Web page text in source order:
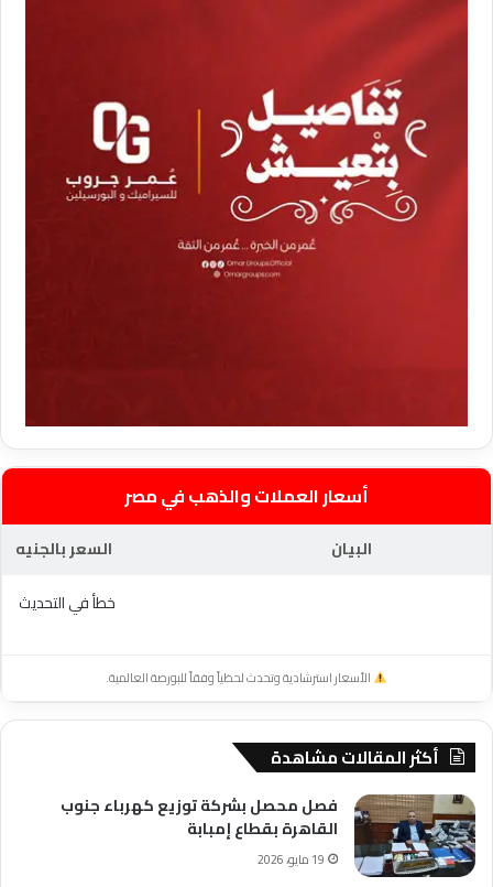
أسعار العملات والذهب في مصر
البيان
السعر بالجنيه
خطأ في التحديث
الأسعار استرشادية وتحدث لحظياً وفقاً للبورصة العالمية.
أكثر المقالات مشاهدة
فصل محصل بشركة توزيع كهرباء جنوب
القاهرة بقطاع إمبابة
19 مايو، 2026